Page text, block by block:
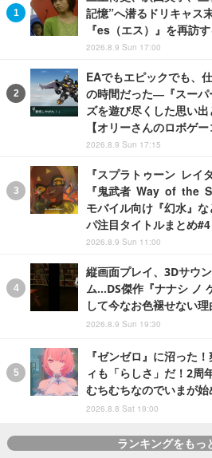
記憶”へ潜るドリキャス
『es（エス）』を再訪す
2026.8.9 Sun 17:00
EAでもエピックでも、
の時間だった―『スーパ
ズを遊び尽くした思い
【オリーさんのロボゲー
2026.8.9 Sun 17:15
『スプラトゥーン レイ
『鬼武者 Way of the
モバイル向け『幻水』
パ注目タイトルまとめ#4
2026.8.9 Sun 11:00
縦画面プレイ、3Dサウ
ム…DS傑作『ナナシ ノ
して今なお色褪せない理
2026.8.9 Sun 19:30
『ゼンゼロ』に沼った
ィも「らしさ」だ！2周
むちむちなのでいまが始
2026.8.8 Sat 19:00
ランキングをもっ